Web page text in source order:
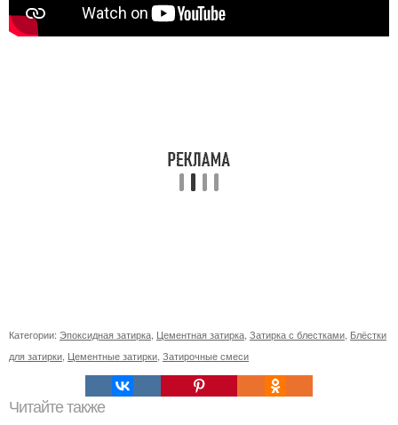
Категории: Эпоксидная затирка Цементная затирка Затирка с блестками Блёстки
для затирки Цементные затирки Затирочные смеси
Читайте также